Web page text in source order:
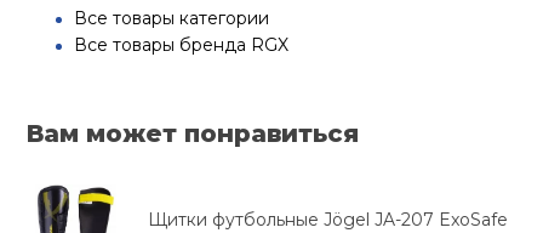
Все товары категории
Все товары бренда RGX
Вам может понравиться
Щитки футбольные Jögel JA-207 ExoSafe